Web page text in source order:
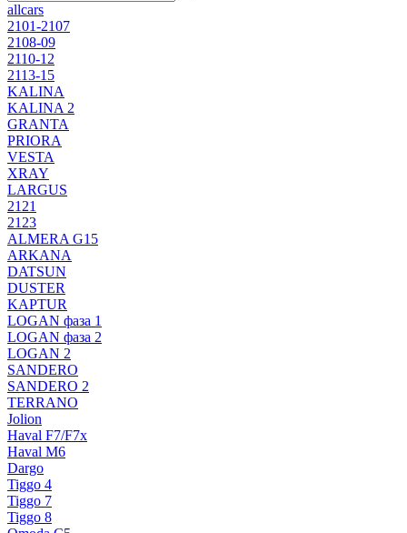
allcars
2101-2107
2108-09
2110-12
2113-15
KALINA
KALINA 2
GRANTA
PRIORA
VESTA
XRAY
LARGUS
2121
2123
ALMERA G15
ARKANA
DATSUN
DUSTER
KAPTUR
LOGAN фаза 1
LOGAN фаза 2
LOGAN 2
SANDERO
SANDERO 2
TERRANO
Jolion
Haval F7/F7x
Haval M6
Dargo
Tiggo 4
Tiggo 7
Tiggo 8